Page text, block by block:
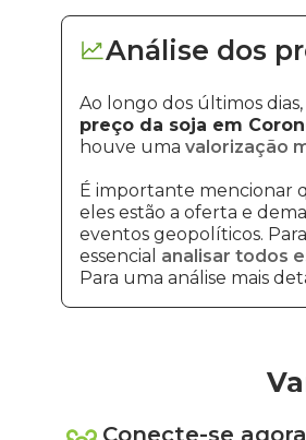
Análise dos
Ao longo dos últimos
preço da soja em
houve uma valorização
É importante mencionar
eles estão a oferta e
eventos geopolíticos.
essencial analisar todos
Para uma análise mais
Conecte-se